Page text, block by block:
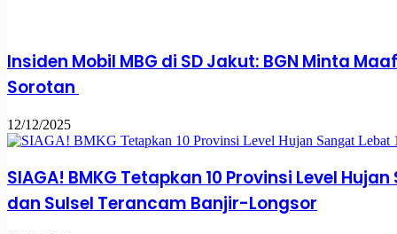
Insiden Mobil MBG di SD Jakut: BGN Minta
Sorotan
12/12/2025
SIAGA! BMKG Tetapkan 10 Provinsi Level
dan Sulsel Terancam Banjir-Longsor